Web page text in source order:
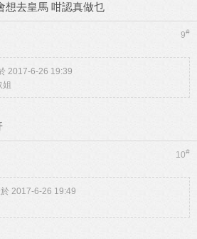
想去皇馬 咁認真做乜
9#
2017-6-26 19:39
姐
10#
2017-6-26 19:49